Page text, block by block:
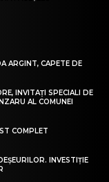
ARGINT, CAPETE DE
INVITAȚI SPECIALI DE
AL COMUNEI
COMPLET
INVESTIȚIE